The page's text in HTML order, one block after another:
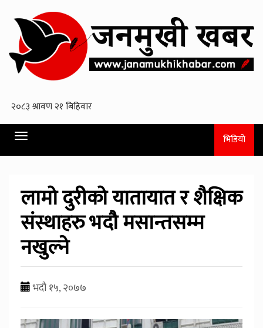
Toggle
navigation
भिडियो
लामो दुरीको यातायात र शैक्षिक
संस्थाहरु भदौ मसान्तसम्म
नखुल्ने
भदौ १५, २०७७